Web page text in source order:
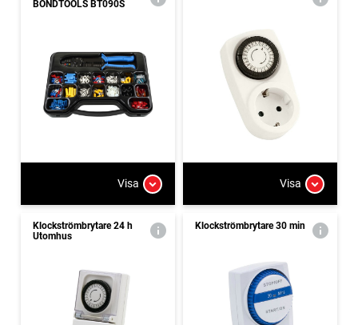
BONDTOOLS BT090S
Visa Visa
Klockströmbrytare 24 h
Utomhus
Klockströmbrytare 30 min